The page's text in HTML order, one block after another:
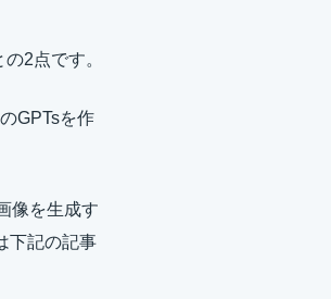
2点です。
GPTsを作
像を生成す
下記の記事